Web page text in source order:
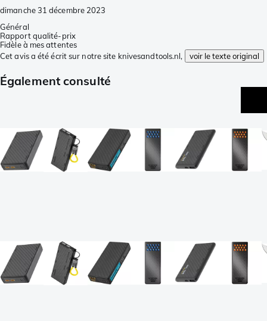
dimanche 31 décembre 2023
Général
Rapport qualité-prix
Fidèle à mes attentes
Cet avis a été écrit sur notre site knivesandtools.nl,
voir le texte original
Également consulté